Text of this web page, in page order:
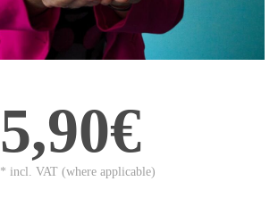
5,90€
* incl. VAT (where applicable)